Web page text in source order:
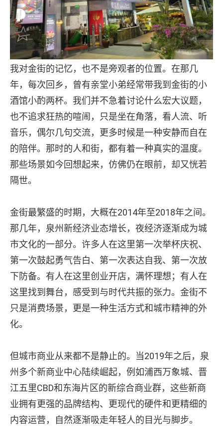
我对金街的记忆，也不是旁观者的位置。在那几
年，每次回乡，曾有亲堂小弟经常带我到金街的小
酒馆小酌两杯。我们并不急着讨论什么宏大议题，
也不追求狂热的喧闹，只是坐在角落，看人流、听
音乐，偶尔几句交流，更多时候是一种安静而自在
的陪伴。那时的人和街，都有着一种真实的温度。
那些场景如今回想起来，仿佛仍在眼前，却又恍若
隔世。
金街最繁盛的时期，大概在2014年至2018年之间。
那几年，泉州新经济业态增长，夜经济逐渐成为城
市文化的一部分。许多人在这里第一次举杯庆祝、
第一次鼓起勇气告白、第一次表达自我、第一次放
下防备。有人在这里创业开店，满怀理想；有人在
这里找到舞台，感受到与时代共振的张力。金街不
只是消费场景，更是一种生活方式和城市精神的外
化。
但城市商业从来都不是静止的。当2019年之后，泉
州多个新商业中心陆续崛起，例如浦西万象城、晋
江五里CBD和东海片区的新综合商业群，这些新商
业拥有更强的品牌结构、更现代的硬件和更精细的
内容运营，自然逐渐吸走年轻人的目光与脚步。